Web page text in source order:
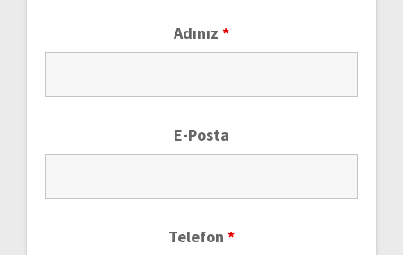
Adınız *
E-Posta
Telefon *